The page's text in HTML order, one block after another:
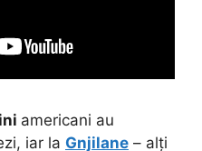
americani au
iar la Gnjilane – alți